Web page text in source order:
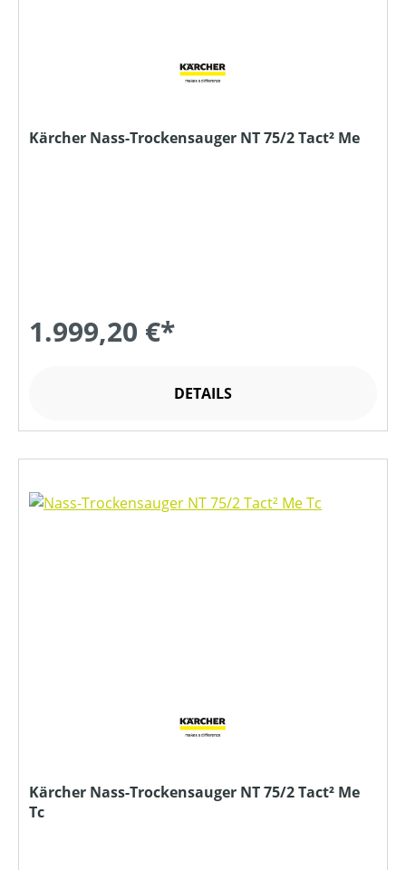
Kärcher Nass-Trockensauger NT 75/2 Tact² Me
1.999,20 €*
DETAILS
Kärcher Nass-Trockensauger NT 75/2 Tact² Me
Tc